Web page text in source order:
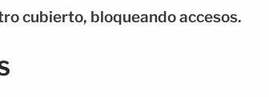
cubierto, bloqueando accesos.